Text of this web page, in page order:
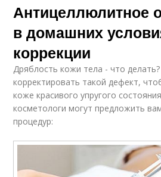
Антицеллюлитное
в домашних
коррекции
Дряблость кожи тела - что
корректировать такой дефект,
коже красивого упругого
косметологи могут предложить
процедур: